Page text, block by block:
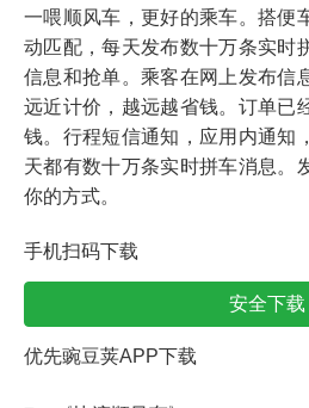
一喂顺风车，更好的乘车。搭便
动匹配，每天发布数十万条实时
信息和抢单。乘客在网上发布信
远近计价，越远越省钱。订单已
钱。行程短信通知，应用内通知
天都有数十万条实时拼车消息。
你的方式。
手机扫码下载
安全下载
优先豌豆荚APP下载